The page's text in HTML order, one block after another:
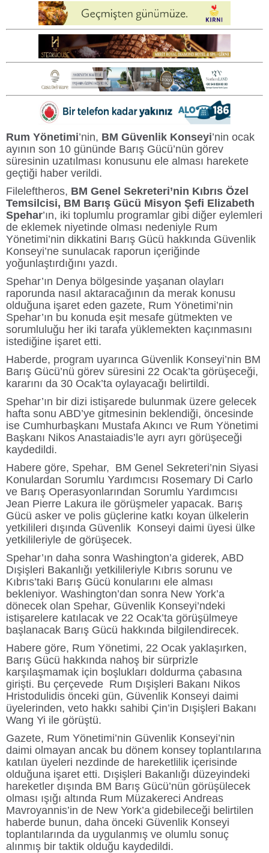
Rum Yönetimi’nin, BM Güvenlik Konseyi’nin ocak
ayının son 10 gününde Barış Gücü’nün görev
süresinin uzatılması konusunu ele alması harekete
geçtiği haber verildi.
Fileleftheros, BM Genel Sekreteri’nin Kıbrıs Özel
Temsilcisi, BM Barış Gücü Misyon Şefi Elizabeth
Spehar’ın, iki toplumlu programlar gibi diğer eylemleri
de eklemek niyetinde olması nedeniyle Rum
Yönetimi’nin dikkatini Barış Gücü hakkında Güvenlik
Konseyi’ne sunulacak raporun içeriğinde
yoğunlaştırdığını yazdı.
Spehar’ın Denya bölgesinde yaşanan olayları
raporunda nasıl aktaracağının da merak konusu
olduğuna işaret eden gazete, Rum Yönetimi’nin
Spehar’ın bu konuda eşit mesafe gütmekten ve
sorumluluğu her iki tarafa yüklemekten kaçınmasını
istediğine işaret etti.
Haberde, program uyarınca Güvenlik Konseyi’nin BM
Barış Gücü’nü görev süresini 22 Ocak’ta görüşeceği,
kararını da 30 Ocak’ta oylayacağı belirtildi.
Spehar’ın bir dizi istişarede bulunmak üzere gelecek
hafta sonu ABD’ye gitmesinin beklendiği, öncesinde
ise Cumhurbaşkanı Mustafa Akıncı ve Rum Yönetimi
Başkanı Nikos Anastaiadis’le ayrı ayrı görüşeceği
kaydedildi.
Habere göre, Spehar, BM Genel Sekreteri’nin Siyasi
Konulardan Sorumlu Yardımcısı Rosemary Di Carlo
ve Barış Operasyonlarından Sorumlu Yardımcısı
Jean Pierre Lakura ile görüşmeler yapacak. Barış
Gücü asker ve polis güçlerine katkı koyan ülkelerin
yetkilileri dışında Güvenlik Konseyi daimi üyesi ülke
yetkilileriyle de görüşecek.
Spehar’ın daha sonra Washington’a giderek, ABD
Dışişleri Bakanlığı yetkilileriyle Kıbrıs sorunu ve
Kıbrıs’taki Barış Gücü konularını ele alması
bekleniyor. Washington’dan sonra New York’a
dönecek olan Spehar, Güvenlik Konseyi’ndeki
istişarelere katılacak ve 22 Ocak’ta görüşülmeye
başlanacak Barış Gücü hakkında bilgilendirecek.
Habere göre, Rum Yönetimi, 22 Ocak yaklaşırken,
Barış Gücü hakkında nahoş bir sürprizle
karşılaşmamak için boşlukları doldurma çabasına
girişti. Bu çerçevede Rum Dışişleri Bakanı Nikos
Hristodulidis önceki gün, Güvenlik Konseyi daimi
üyelerinden, veto hakkı sahibi Çin’in Dışişleri Bakanı
Wang Yi ile görüştü.
Gazete, Rum Yönetimi’nin Güvenlik Konseyi’nin
daimi olmayan ancak bu dönem konsey toplantılarına
katılan üyeleri nezdinde de hareketlilik içerisinde
olduğuna işaret etti. Dışişleri Bakanlığı düzeyindeki
hareketler dışında BM Barış Gücü’nün görüşülecek
olması ışığı altında Rum Müzakereci Andreas
Mavroyannis’in de New York’a gidebileceği belirtilen
haberde bunun, daha önceki Güvenlik Konseyi
toplantılarında da uygulanmış ve olumlu sonuç
alınmış bir taktik olduğu kaydedildi.